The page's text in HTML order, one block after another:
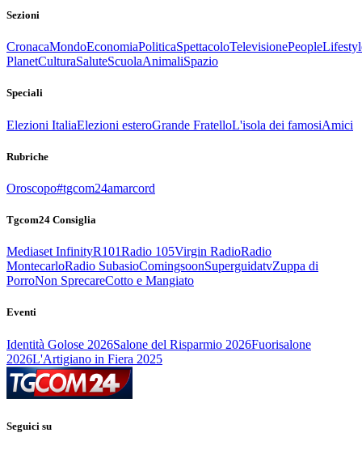
Sezioni
CronacaMondoEconomiaPoliticaSpettacoloTelevisionePeople
PlanetCulturaSaluteScuolaAnimaliSpazio
Speciali
Elezioni ItaliaElezioni esteroGrande FratelloL'isola dei famosiAmici
Rubriche
Oroscopo#tgcom24amarcord
Tgcom24 Consiglia
Mediaset InfinityR101Radio 105Virgin RadioRadio
MontecarloRadio SubasioComingsoonSuperguidatvZuppa di
PorroNon SprecareCotto e Mangiato
Eventi
Identità Golose 2026Salone del Risparmio 2026Fuorisalone
2026L'Artigiano in Fiera 2025
Seguici su